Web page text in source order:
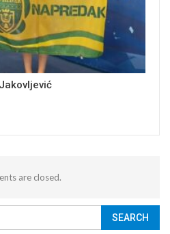
are closed.